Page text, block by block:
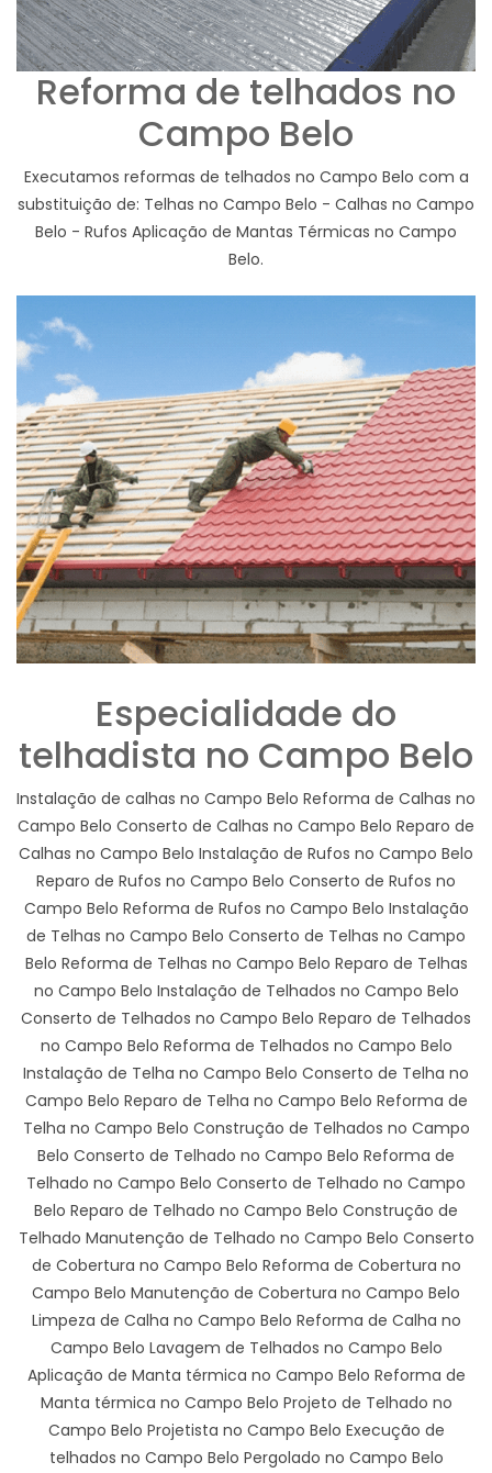
Reforma de telhados no
Campo Belo
Executamos reformas de telhados no Campo Belo com a
substituição de: Telhas no Campo Belo - Calhas no Campo
Belo - Rufos Aplicação de Mantas Térmicas no Campo
Belo.
Especialidade do
telhadista no Campo Belo
Instalação de calhas no Campo Belo Reforma de Calhas no
Campo Belo Conserto de Calhas no Campo Belo Reparo de
Calhas no Campo Belo Instalação de Rufos no Campo Belo
Reparo de Rufos no Campo Belo Conserto de Rufos no
Campo Belo Reforma de Rufos no Campo Belo Instalação
de Telhas no Campo Belo Conserto de Telhas no Campo
Belo Reforma de Telhas no Campo Belo Reparo de Telhas
no Campo Belo Instalação de Telhados no Campo Belo
Conserto de Telhados no Campo Belo Reparo de Telhados
no Campo Belo Reforma de Telhados no Campo Belo
Instalação de Telha no Campo Belo Conserto de Telha no
Campo Belo Reparo de Telha no Campo Belo Reforma de
Telha no Campo Belo Construção de Telhados no Campo
Belo Conserto de Telhado no Campo Belo Reforma de
Telhado no Campo Belo Conserto de Telhado no Campo
Belo Reparo de Telhado no Campo Belo Construção de
Telhado Manutenção de Telhado no Campo Belo Conserto
de Cobertura no Campo Belo Reforma de Cobertura no
Campo Belo Manutenção de Cobertura no Campo Belo
Limpeza de Calha no Campo Belo Reforma de Calha no
Campo Belo Lavagem de Telhados no Campo Belo
Aplicação de Manta térmica no Campo Belo Reforma de
Manta térmica no Campo Belo Projeto de Telhado no
Campo Belo Projetista no Campo Belo Execução de
telhados no Campo Belo Pergolado no Campo Belo